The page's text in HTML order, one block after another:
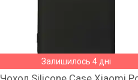
Залишилось 4 дні